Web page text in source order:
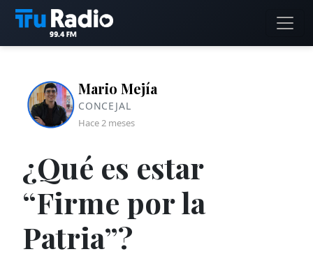
Mario Mejía
CONCEJAL
Hace 2 meses
¿Qué es estar
“Firme por la
Patria”?